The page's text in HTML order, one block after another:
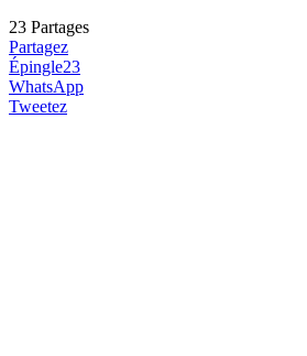
23 Partages
Partagez
Épingle23
WhatsApp
Tweetez